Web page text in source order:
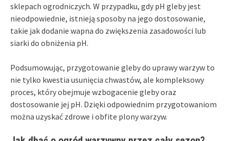
sklepach ogrodniczych. W przypadku, gdy pH gleby jest
nieodpowiednie, istnieją sposoby na jego dostosowanie,
takie jak dodanie wapna do zwiększenia zasadowości lub
siarki do obniżenia pH.
Podsumowując, przygotowanie gleby do uprawy warzyw to
nie tylko kwestia usunięcia chwastów, ale kompleksowy
proces, który obejmuje wzbogacenie gleby oraz
dostosowanie jej pH. Dzięki odpowiednim przygotowaniom
można uzyskać zdrowe i obfite plony warzyw.